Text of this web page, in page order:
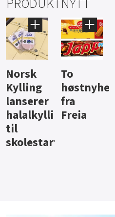
Knalltall
for Açai
Bowl
Aass vil
bli
førstevalg
i lite-